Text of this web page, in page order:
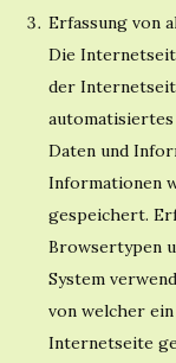
Erfassung von
Die
der
automatisiertes
Daten und
Informationen
gespeichert.
Browsertypen
System
von welcher
Internetseite